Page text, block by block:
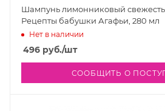
Шампунь лимонниковый
Рецепты бабушки Агафьи, 280 мл
Нет в наличии
496 руб./шт
СООБЩИТЬ О